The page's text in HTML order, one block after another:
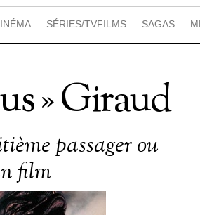
SÉRIES/TVFILMS SAGAS
» Giraud
passager ou
film